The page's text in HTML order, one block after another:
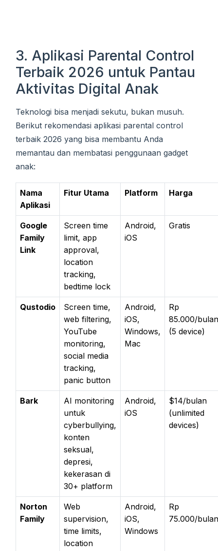
3. Aplikasi Parental Control
Terbaik 2026 untuk Pantau
Aktivitas Digital Anak
Teknologi bisa menjadi sekutu, bukan musuh.
Berikut rekomendasi aplikasi parental control
terbaik 2026 yang bisa membantu Anda
memantau dan membatasi penggunaan gadget
anak:
Nama
Aplikasi
Fitur Utama Platform Harga
Google
Family
Link
Screen time
limit, app
approval,
location
tracking,
bedtime lock
Android,
iOS
Gratis
Qustodio
Screen time,
web filtering,
YouTube
monitoring,
social media
tracking,
panic button
Android,
iOS,
Windows,
Mac
Rp
85.000/bulan
(5 device)
Bark
AI monitoring
untuk
cyberbullying,
konten
seksual,
depresi,
kekerasan di
30+ platform
Android,
iOS
$14/bulan
(unlimited
devices)
Norton
Family
Web
supervision,
time limits,
location
Android,
iOS,
Windows
Rp
75.000/bulan